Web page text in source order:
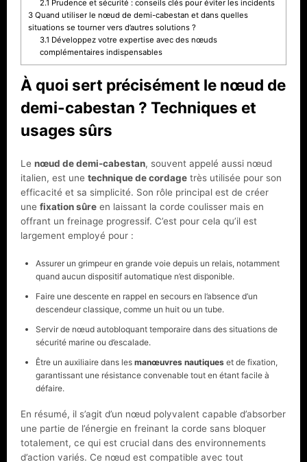
2.1 Prudence et sécurité : conseils clés pour éviter les incidents
3 Quand utiliser le nœud de demi-cabestan et dans quelles
situations se tourner vers d’autres solutions ?
3.1 Développez votre expertise avec des nœuds
complémentaires indispensables
À quoi sert précisément le nœud de
demi-cabestan ? Techniques et
usages sûrs
Le nœud de demi-cabestan, souvent appelé aussi nœud
italien, est une technique de cordage très utilisée pour son
efficacité et sa simplicité. Son rôle principal est de créer
une fixation sûre en laissant la corde coulisser mais en
offrant un freinage progressif. C’est pour cela qu’il est
largement employé pour :
Assurer un grimpeur en grande voie depuis un relais, notamment
quand aucun dispositif automatique n’est disponible.
Faire une descente en rappel en secours en l’absence d’un
descendeur classique, comme un huit ou un tube.
Servir de nœud autobloquant temporaire dans des situations de
sécurité marine ou d’escalade.
Être un auxiliaire dans les manœuvres nautiques et de fixation,
garantissant une résistance convenable tout en étant facile à
défaire.
En résumé, il s’agit d’un nœud polyvalent capable d’absorber
une partie de l’énergie en freinant la corde sans bloquer
totalement, ce qui est crucial dans des environnements
d’action variés. Ce nœud est compatible avec tout